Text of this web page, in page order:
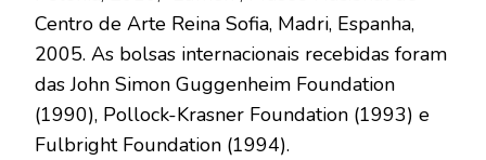
Centro de Arte Reina Sofia, Madri, Espanha,
2005. As bolsas internacionais recebidas foram
das John Simon Guggenheim Foundation
(1990), Pollock-Krasner Foundation (1993) e
Fulbright Foundation (1994).